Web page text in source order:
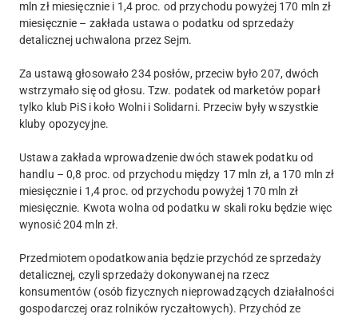
mln zł miesięcznie i 1,4 proc. od przychodu powyżej 170 mln zł
miesięcznie – zakłada ustawa o podatku od sprzedaży
detalicznej uchwalona przez Sejm.
Za ustawą głosowało 234 posłów, przeciw było 207, dwóch
wstrzymało się od głosu. Tzw. podatek od marketów poparł
tylko klub PiS i koło Wolni i Solidarni. Przeciw były wszystkie
kluby opozycyjne.
Ustawa zakłada wprowadzenie dwóch stawek podatku od
handlu – 0,8 proc. od przychodu między 17 mln zł, a 170 mln zł
miesięcznie i 1,4 proc. od przychodu powyżej 170 mln zł
miesięcznie. Kwota wolna od podatku w skali roku będzie więc
wynosić 204 mln zł.
Przedmiotem opodatkowania będzie przychód ze sprzedaży
detalicznej, czyli sprzedaży dokonywanej na rzecz
konsumentów (osób fizycznych nieprowadzących działalności
gospodarczej oraz rolników ryczałtowych). Przychód ze